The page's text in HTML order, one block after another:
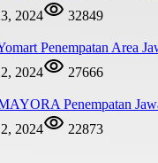
2024
32849
Penempatan Area
2024
27666
Penempatan
2024 22873